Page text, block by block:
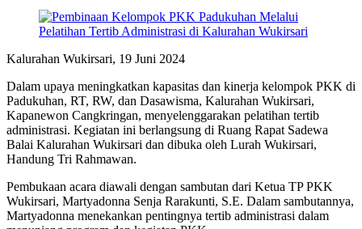
Kalurahan Wukirsari, 19 Juni 2024
Dalam upaya meningkatkan kapasitas dan kinerja kelompok PKK di
Padukuhan, RT, RW, dan Dasawisma, Kalurahan Wukirsari,
Kapanewon Cangkringan, menyelenggarakan pelatihan tertib
administrasi. Kegiatan ini berlangsung di Ruang Rapat Sadewa
Balai Kalurahan Wukirsari dan dibuka oleh Lurah Wukirsari,
Handung Tri Rahmawan.
Pembukaan acara diawali dengan sambutan dari Ketua TP PKK
Wukirsari, Martyadonna Senja Rarakunti, S.E. Dalam sambutannya,
Martyadonna menekankan pentingnya tertib administrasi dalam